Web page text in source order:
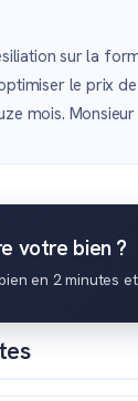
sur la
le prix
mois.
votre bien ?
en 2 minutes